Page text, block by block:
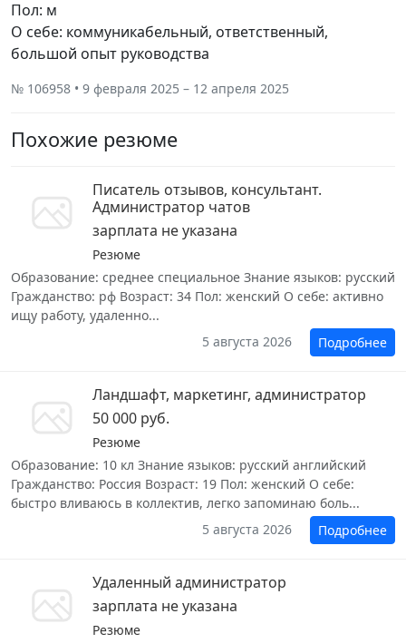
Пол: м
О себе: коммуникабельный, ответственный,
большой опыт руководства
№ 106958 • 9 февраля 2025 – 12 апреля 2025
Похожие резюме
Писатель отзывов, консультант.
Администратор чатов
зарплата не указана
Резюме
Образование: среднее специальное Знание языков: русский
Гражданство: рф Возраст: 34 Пол: женский О себе: активно
ищу работу, удаленно...
5 августа 2026
Подробнее
Ландшафт, маркетинг, администратор
50 000 руб.
Резюме
Образование: 10 кл Знание языков: русский английский
Гражданство: Россия Возраст: 19 Пол: женский О себе:
быстро вливаюсь в коллектив, легко запоминаю боль...
5 августа 2026
Подробнее
Удаленный администратор
зарплата не указана
Резюме